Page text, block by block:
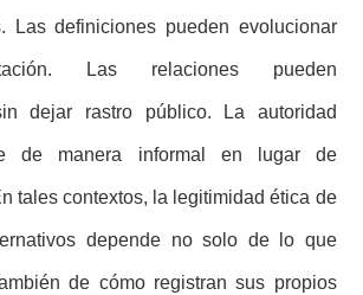
Las definiciones pueden evolucionar
Las relaciones pueden
dejar rastro público. La autoridad
de manera informal en lugar de
tales contextos, la legitimidad ética de
depende no solo de lo que
de cómo registran sus propios